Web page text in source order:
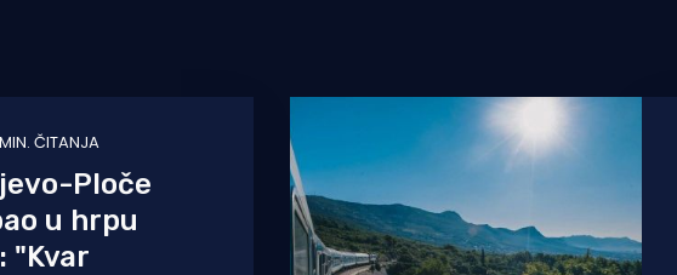
ČITANJA
Ploče
u hrpu
"Kvar